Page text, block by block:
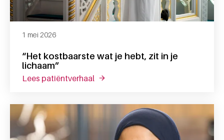
“Het kostbaarste wat je hebt, zit in je
lichaam”
1 mei 2026
lees patiëntverhaal over “het kostbaarste wat je hebt,